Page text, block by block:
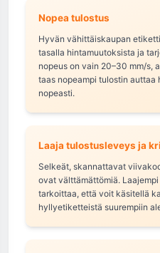
Nopea tulostus
Hyvän vähittäiskaupan
tasalla hintamuutoksista ja
nopeus on vain 20–30 mm/s,
taas nopeampi tulostin
nopeasti.
Laaja tulostusleveys ja
Selkeät, skannattavat
ovat välttämättömiä.
tarkoittaa, että voit käsitellä
hyllyetiketteistä suurempiin